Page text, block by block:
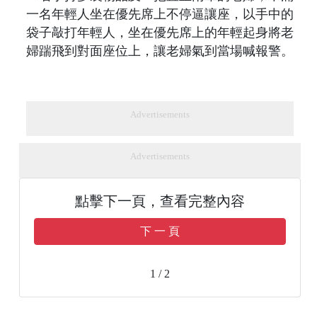
一名年輕人坐在優先席上不停逼讓座，以手中的
袋子敲打年輕人，坐在優先席上的年輕起身將老
婦踹飛到對面座位上，讓老婦氣到當場喊報警。
Advertisements
Advertisements
點擊下一頁，查看完整內容
下 一 頁
1 / 2